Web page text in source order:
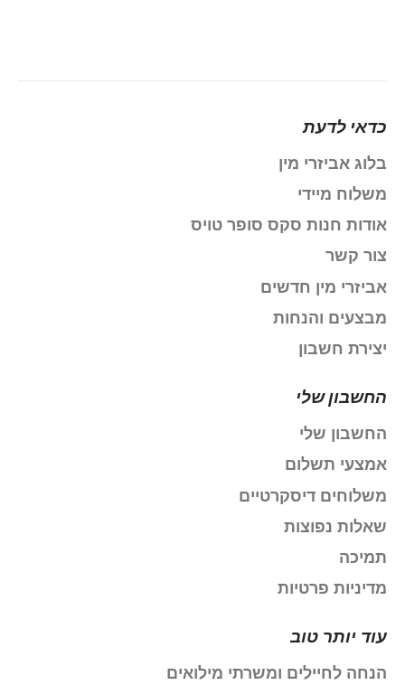
כדאי לדעת
בלוג אביזרי מין
משלוח מיידי
אודות חנות סקס סופר טויס
צור קשר
אביזרי מין חדשים
מבצעים והנחות
יצירת חשבון
החשבון שלי
החשבון שלי
אמצעי תשלום
משלוחים דיסקרטיים
שאלות נפוצות
תמיכה
מדיניות פרטיות
עוד יותר טוב
הנחה לחיילים ומשרתי מילואים